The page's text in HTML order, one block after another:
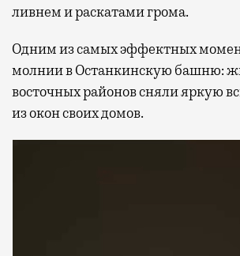
ливнем и раскатами грома.
Одним из самых эффектных
молнии в Останкинскую башню:
восточных районов сняли яркую
из окон своих домов.